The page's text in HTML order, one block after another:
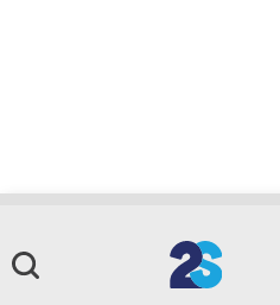
Caminho da